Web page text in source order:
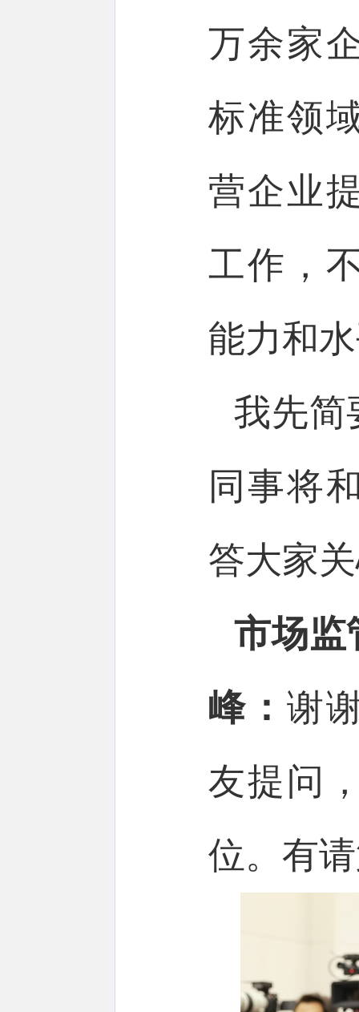
万余家
标准领
营企业
工作，
能力和
我先简
同事将
答大家
市场监
峰： 谢
友提问
位。有